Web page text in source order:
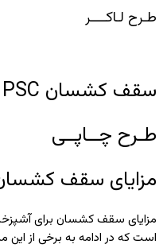
طـرح لـاکــــر
سقف کشسان PSC
طـرح چــاپــی
مزایای سقف کشسان
مزایای سقف کشسان برای
است که در ادامه به برخی از این